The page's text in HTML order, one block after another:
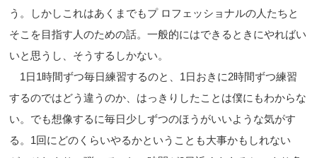
う。しかしこれはあくまでもプ ロフェッショナルの人たちと
そこを目指す人のための話。一般的にはできるときにやればい
いと思うし、そうするしかない。
1日1時間ずつ毎日練習するのと、1日おきに2時間ずつ練習
するのではどう違うのか、はっきりしたことは僕にもわからな
い。でも想像するに毎日少しずつのほうがいいような気がす
る。1回にどのくらいやるかということも大事かもしれない